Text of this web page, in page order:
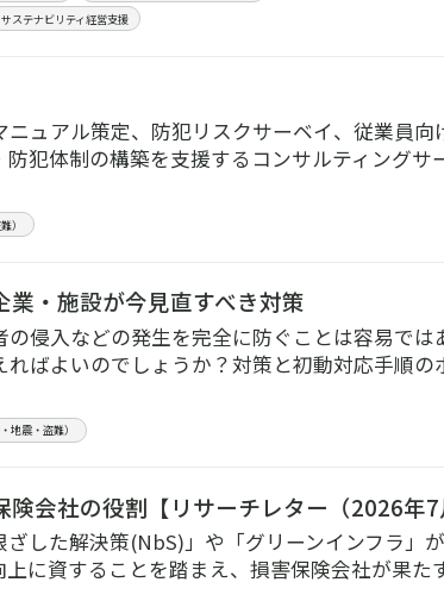
サステナビリティ経営支援
ュアル策定、防犯リスクサーベイ、従業員向
犯体制の構築を支援するコンサルティングサ
）
・施設が今見直すべき対策
侵入などの発生を完全に防ぐことは容易では
ばよいのでしょうか？対策と初動対応手順の
地震・盗難）
会社の役割【リサーチレター（2026年7
した解決策(NbS)」や「グリーンインフラ」
に資することを踏まえ、損害保険会社が果た